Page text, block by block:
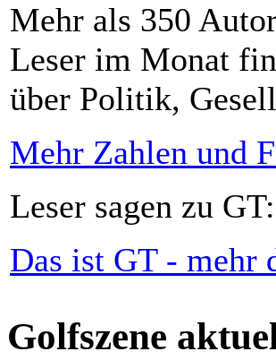
Mehr als 350
Leser im Monat
über Politik,
Mehr Zahlen und
Leser sagen zu
Das ist GT - mehr
Golfszene